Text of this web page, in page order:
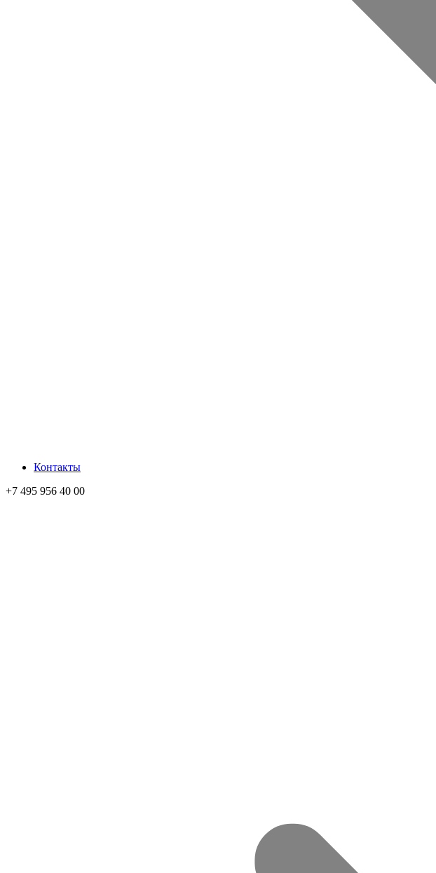
Контакты
+7 495 956 40 00